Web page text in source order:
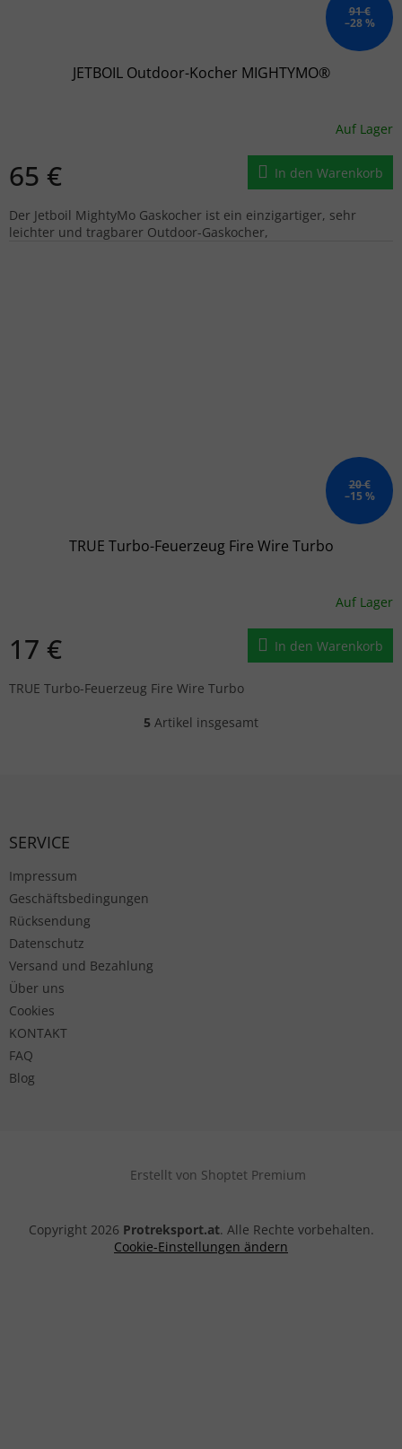
91 €
–28 %
JETBOIL Outdoor-Kocher MIGHTYMO®
Auf Lager
65 € In den Warenkorb
Der Jetboil MightyMo Gaskocher ist ein einzigartiger, sehr
leichter und tragbarer Outdoor-Gaskocher,
20 €
–15 %
TRUE Turbo-Feuerzeug Fire Wire Turbo
Auf Lager
17 € In den Warenkorb
TRUE Turbo-Feuerzeug Fire Wire Turbo
Steuerelemente der Liste
5 Artikel insgesamt
SERVICE
Impressum
Geschäftsbedingungen
Rücksendung
Datenschutz
Versand und Bezahlung
Über uns
Cookies
KONTAKT
FAQ
Blog
Erstellt von Shoptet Premium
Copyright 2026 Protreksport.at. Alle Rechte vorbehalten.
Cookie-Einstellungen ändern